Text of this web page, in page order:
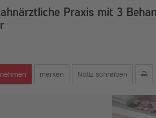
Praxis mit 3
merken Notiz schreiben